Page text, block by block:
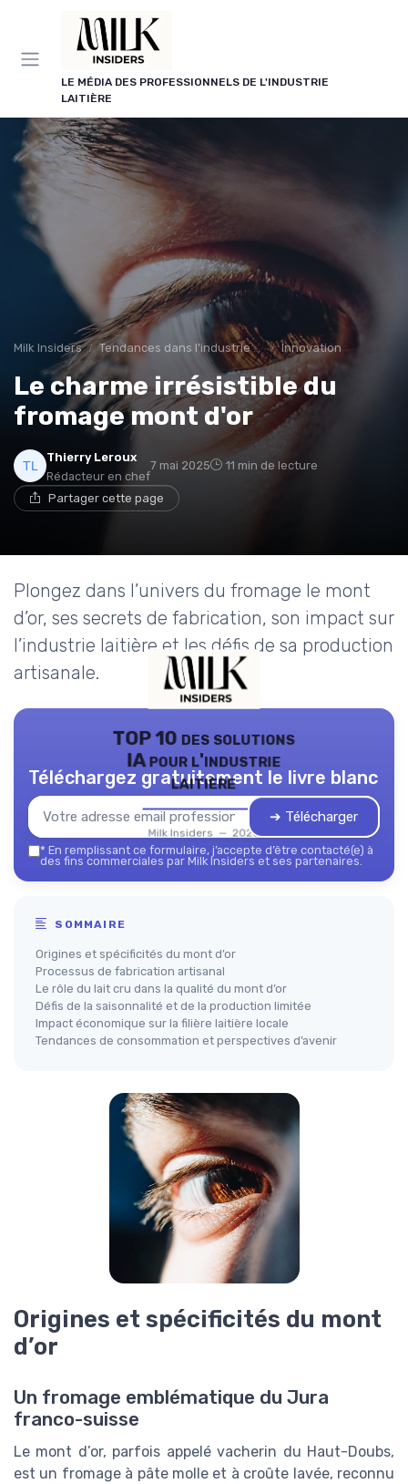
LE MÉDIA DES PROFESSIONNELS DE L'INDUSTRIE
LAITIÈRE
Milk Insiders Tendances dans l'industrie des produits laitiers Innovation
Le charme irrésistible du
fromage mont d'or
Thierry Leroux
Rédacteur en chef
7 mai 2025 11 min de lecture
Partager cette page
Plongez dans l’univers du fromage le mont
d’or, ses secrets de fabrication, son impact sur
l’industrie laitière et les défis de sa production
artisanale.
TOP 10 des solutions
IA pour l'industrie
laitière
Milk Insiders — 2026
Téléchargez gratuitement le livre blanc
➔ Télécharger
* En remplissant ce formulaire, j’accepte d’être contacté(e) à
des fins commerciales par Milk Insiders et ses partenaires.
SOMMAIRE
Origines et spécificités du mont d’or
Processus de fabrication artisanal
Le rôle du lait cru dans la qualité du mont d’or
Défis de la saisonnalité et de la production limitée
Impact économique sur la filière laitière locale
Tendances de consommation et perspectives d’avenir
Origines et spécificités du mont
d’or
Un fromage emblématique du Jura
franco-suisse
Le mont d’or, parfois appelé vacherin du Haut-Doubs,
est un fromage à pâte molle et à croûte lavée, reconnu